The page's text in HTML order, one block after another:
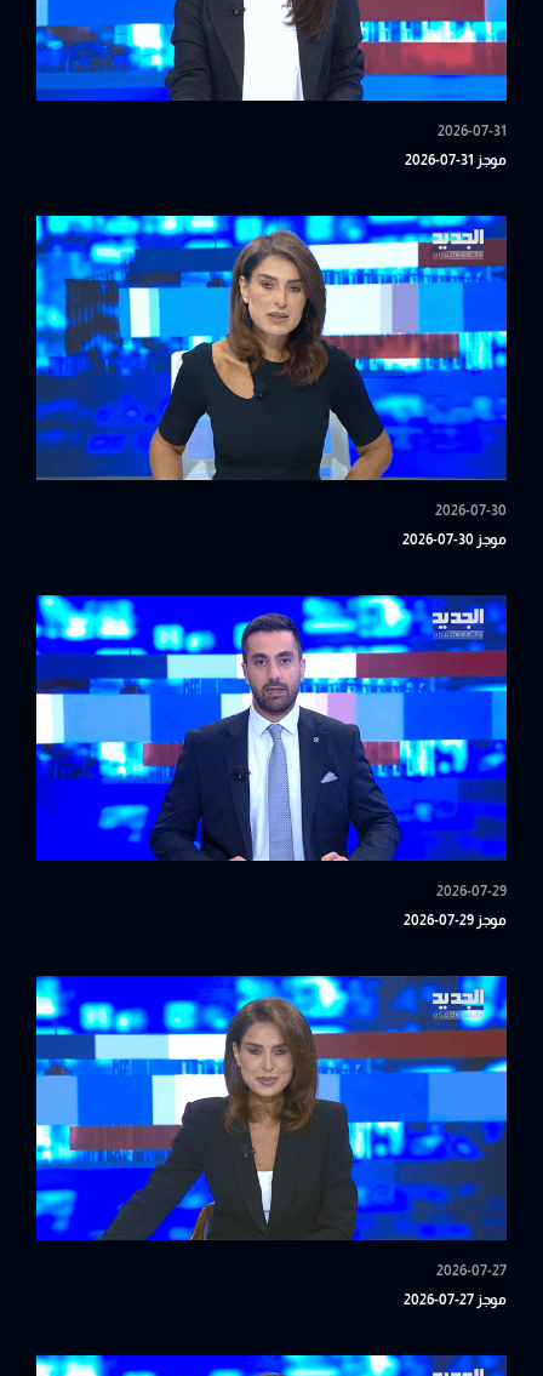
2026-07-31
موجز 31-07-2026
2026-07-30
موجز 30-07-2026
2026-07-29
موجز 29-07-2026
2026-07-27
موجز 27-07-2026